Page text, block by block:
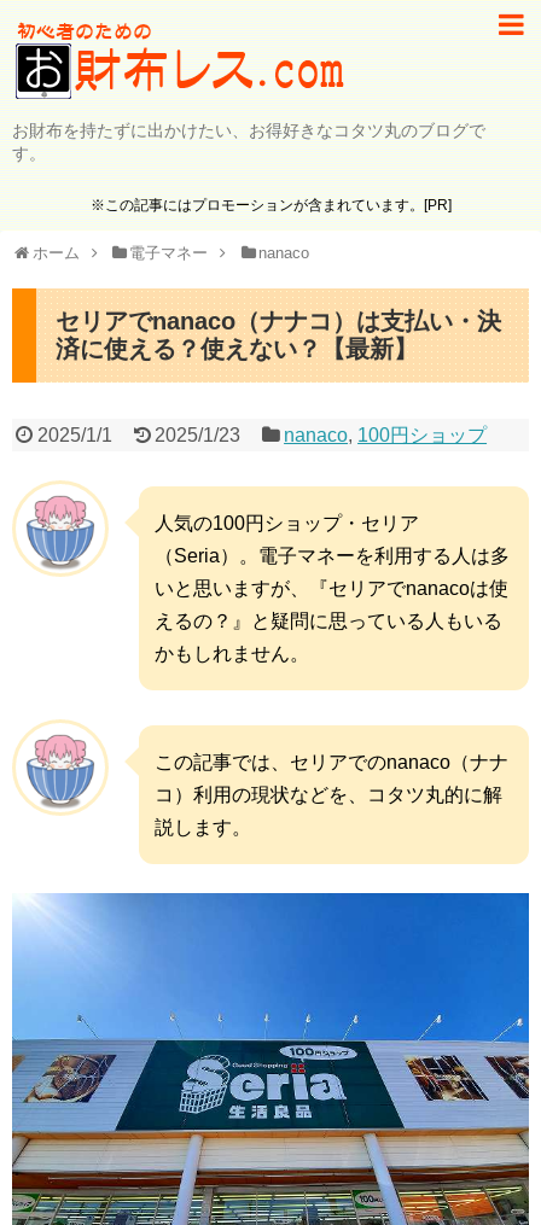
お財布を持たずに出かけたい、お得好きなコタツ丸のブログで
す。
※この記事にはプロモーションが含まれています。[PR]
ホーム 電子マネー nanaco
セリアでnanaco（ナナコ）は支払い・決
済に使える？使えない？【最新】
2025/1/1 2025/1/23 nanaco, 100円ショップ
人気の100円ショップ・セリア
（Seria）。電子マネーを利用する人は多
いと思いますが、『セリアでnanacoは使
えるの？』と疑問に思っている人もいる
かもしれません。
この記事では、セリアでのnanaco（ナナ
コ）利用の現状などを、コタツ丸的に解
説します。